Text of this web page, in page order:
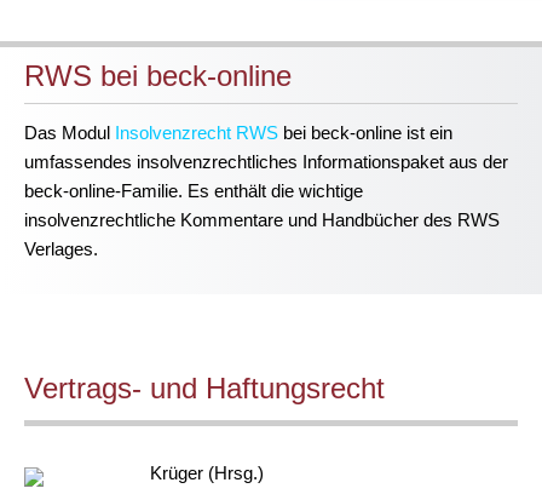
RWS bei beck-online
Das Modul Insolvenzrecht RWS bei beck-online ist ein
umfassendes insolvenzrechtliches Informationspaket aus der
beck-online-Familie. Es enthält die wichtige
insolvenzrechtliche Kommentare und Handbücher des RWS
Verlages.
Vertrags- und Haftungsrecht
Krüger (Hrsg.)